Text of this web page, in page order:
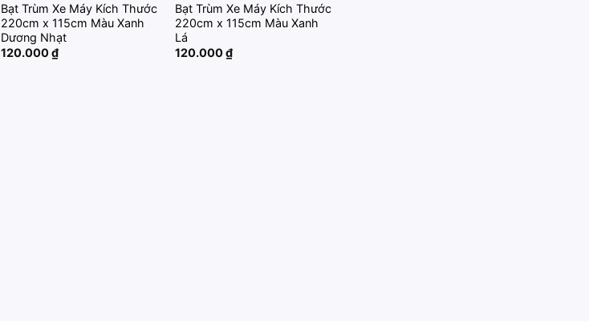
Bạt Trùm Xe Máy Kích Thước
220cm x 115cm Màu Xanh
Dương Nhạt
120.000₫
Bạt Trùm Xe Máy Kích Thước
220cm x 115cm Màu Xanh
Lá
120.000₫